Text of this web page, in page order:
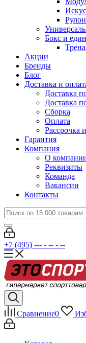
Бокс и
Акции
Бренды
Блог
Доставка и
Доставка
Доставка
Сборка
Оплата
Рассрочка
Гарантия
Компания
О
Реквизиты
Команда
Вакансии
Контакты
+7 (495) --- - -- - --
Сравнение0